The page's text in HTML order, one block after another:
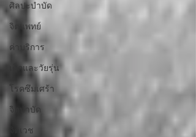
ศิลปะบำบัด
จิตแพทย์
ค่าบริการ
เด็กและวัยรุ่น
โรคซึมเศร้า
จิตบำบัด
จิตเวช